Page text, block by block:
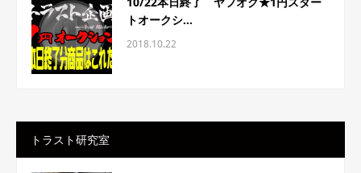
トオークシ...
2018.10.22
トラスト研究室